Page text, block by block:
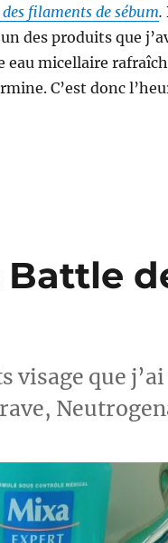
filaments de sébum.
des produits que
eau micellaire
C’est donc
« Nettoyant #90 :
Battle
visage que